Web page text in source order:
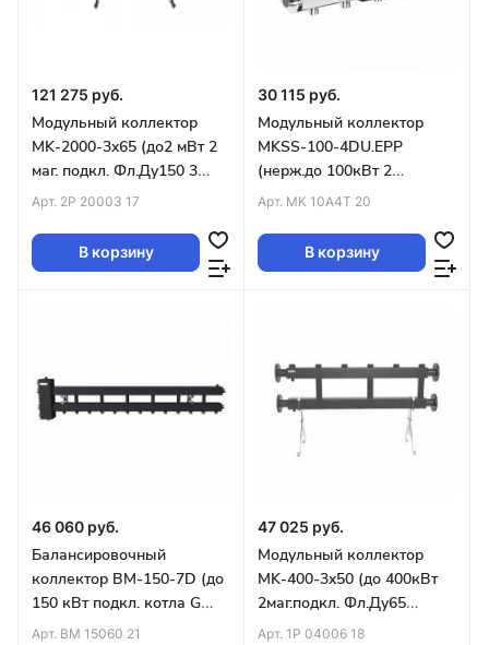
121 275 руб.
Модульный коллектор
MK-2000-3x65 (до2 мВт 2
маг. подкл. Фл.Ду150 3
контура Фл.Ду65 вверх)
Арт. 2P 20003 17
В корзину
30 115 руб.
Модульный коллектор
MKSS-100-4DU.EPP
(нерж.до 100кВт 2
маг.подкл.G1¼″ 2+2 конт
Арт. MK 10A4T 20
В корзину
46 060 руб.
Балансировочный
коллектор BM-150-7D (до
150 кВт подкл. котла G
1½″ 6 контуров G
Арт. BM 15060 21
47 025 руб.
Модульный коллектор
MK-400-3x50 (до 400кВт
2маг.подкл. Фл.Ду65
3контура G2″ вверх или
Арт. 1P 04006 18